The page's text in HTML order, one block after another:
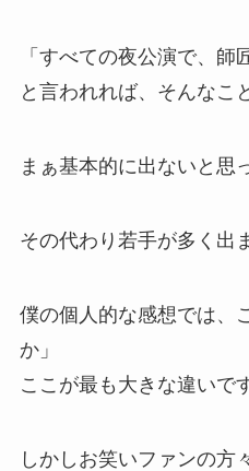
「すべての夜公演で、師
と言われれば、そんな
まぁ基本的に出ないと思
その代わり若手が多く出
僕の個人的な感想では、
か」
ここが最も大きな違いで
しかしお笑いファンの方